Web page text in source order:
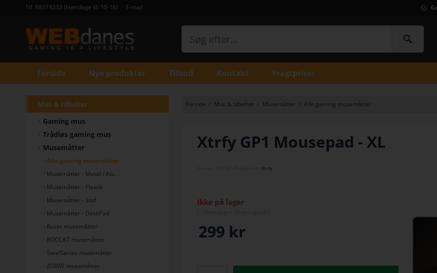
Tlf. 98374333 (hverdage kl. 10-16) E-mail
Forside Nye produkter Tilbud Kontakt Fragtpriser
Forside / Mus & tilbehør / Musemåtter / Alle gaming musemåtter
Xtrfy GP1 Mousepad - XL
Xtrfy
Ikke på lager
299 kr
Mus & tilbehør
Gaming mus
Trådløs gaming mus
Musemåtter
Alle gaming musemåtter
Musemåtter - Metal / Alu.
Musemåtter - Plastik
Musemåtter - Stof
Musemåtter - DeskPad
Razer musemåtter
ROCCAT musemåtter
SteelSeries musemåtter
ZOWIE musemåtter